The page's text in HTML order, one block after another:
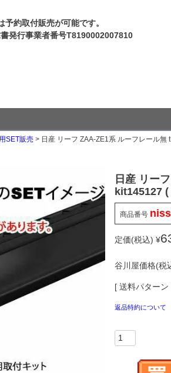
予約取付販売が可能です。
発行事業者番号T8190002007810
SET販売 日産 リーフ ZAA-ZE1系 ルーフレール
日産 リー
kit145127
商品番号
定価(税込) ¥
谷川屋価格(税
送料パターン
返品特約について